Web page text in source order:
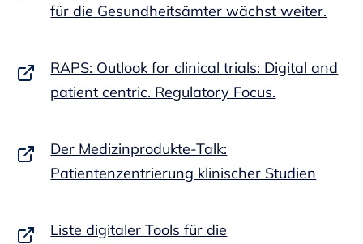
für die Gesundheitsämter wächst weiter.
RAPS: Outlook for clinical trials: Digital and
patient centric. Regulatory Focus.
Der Medizinprodukte-Talk:
Patientenzentrierung klinischer Studien
Liste digitaler Tools für die